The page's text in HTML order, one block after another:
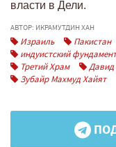
власти в Дели.
АВТОР: ИКРАМУТДИН ХАН
Израиль Пакистан
индуистский
Третий Храм
Давид
Зубайр Махмуд Хайят